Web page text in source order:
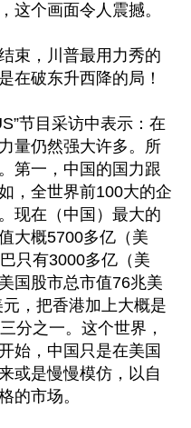
这个画面令人震撼。
束，川普最用力秀的
在破东升西降的局！
节目采访中表示：在
量仍然强大许多。所
第一，中国的国力跟
，全世界前100大的企
现在（中国）最大的
大概5700多亿（美
只有3000多亿（美
国股市总市值76兆美
，把香港加上大概是
分之一。这个世界，
始，中国只是在美国
或是慢慢模仿，以自
的市场。